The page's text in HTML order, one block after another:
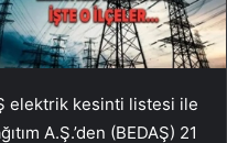
elektrik kesinti listesi ile
A.Ş.’den (BEDAŞ) 21